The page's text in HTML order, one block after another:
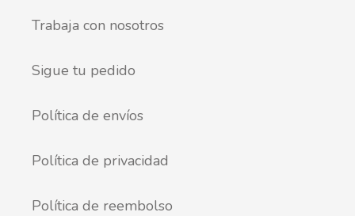
Trabaja con nosotros
Sigue tu pedido
Política de envíos
Política de privacidad
Política de reembolso